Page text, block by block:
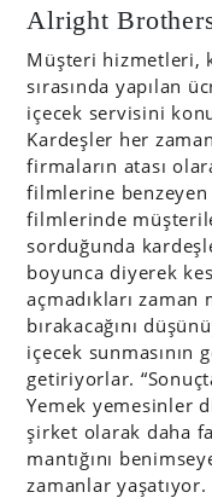
Alright
Müşteri hizmetleri,
sırasında yapılan
içecek servisini
Kardeşler her
firmaların atası
filmlerine
filmlerinde
sorduğunda
boyunca diyerek
açmadıkları
bırakacağını
içecek sunmasının
getiriyorlar.
Yemek yemesinler
şirket olarak daha
mantığını
zamanlar yaşatıyor.